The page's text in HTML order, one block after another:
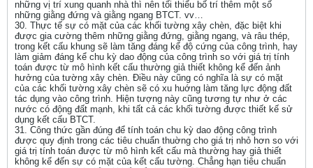
những vị trí xung quanh nhà thì nên tối thiểu bố trí thêm một số
những giằng đứng và giằng ngang BTCT. vv…
30. Thực tế sự có mặt của các khối tường xây chèn, đặc biệt khi
được gia cường thêm những giằng đứng, giằng ngang, và râu thép,
trong kết cấu khung sẽ làm tăng đáng kể độ cứng của công trình, hay
làm giảm đáng kể chu kỳ dao động của công trình so với giá trị tính
toán được từ mô hình kết cấu thường giả thiết không kể đến ảnh
hưởng của tường xây chèn. Điều này cũng có nghĩa là sự có mặt
của các khối tường xây chèn sẽ có xu huớng làm tăng lực động đất
tác dụng vào công trình. Hiện tượng này cũng tương tự như ở các
nước có động đất mạnh, khi tất cả các khối tường được thiết kế sử
dụng kết cấu BTCT.
31. Công thức gần đúng để tính toán chu kỳ dao động công trình
được quy định trong các tiêu chuẩn thuờng cho giá trị nhỏ hơn so với
giá trị tính toán được từ mô hình kết cấu mà thường hay giả thiết
không kể đến sự có mặt của kết cấu tường. Chẳng hạn tiêu chuẩn